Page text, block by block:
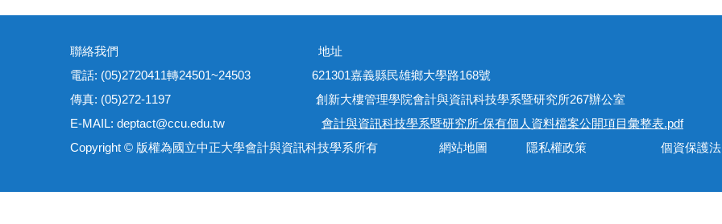
聯絡我們 地址
電話: (05)2720411轉24501~24503 621301嘉義縣民雄鄉大學路168號
傳真: (05)272-1197 創新大樓管理學院會計與資訊科技學系暨研究所267辦公室
E-MAIL: deptact@ccu.edu.tw 會計與資訊科技學系暨研究所-保有個人資料檔案公開項目彙整表.pdf
Copyright © 版權為國立中正大學會計與資訊科技學系所有 網站地圖 隱私權政策 個資保護法